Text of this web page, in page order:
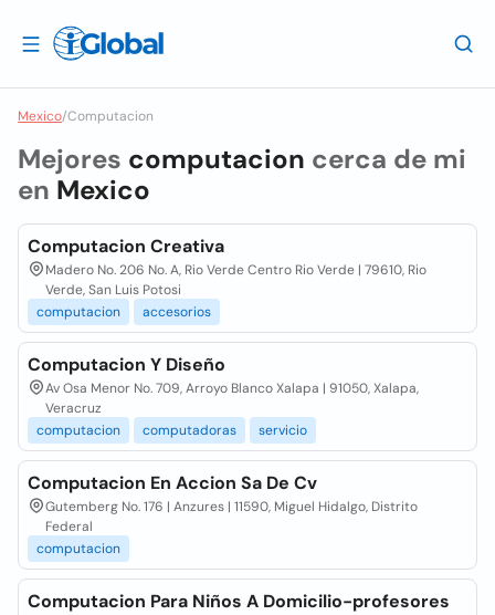
Mexico/Computacion
Mejores computacion cerca de mi
en Mexico
Computacion Creativa
Madero No. 206 No. A, Rio Verde Centro Rio Verde | 79610, Rio
Verde, San Luis Potosi
computacion
accesorios
Computacion Y Diseño
Av Osa Menor No. 709, Arroyo Blanco Xalapa | 91050, Xalapa,
Veracruz
computacion
computadoras servicio
Computacion En Accion Sa De Cv
Gutemberg No. 176 | Anzures | 11590, Miguel Hidalgo, Distrito
Federal
computacion
Computacion Para Niños A Domicilio-profesores